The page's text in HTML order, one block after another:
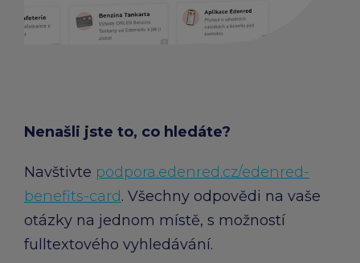
Nenašli jste to, co hledáte?
Navštivte podpora.edenred.cz/edenred-
benefits-card. Všechny odpovědi na vaše
otázky na jednom místě, s možností
fulltextového vyhledávání.